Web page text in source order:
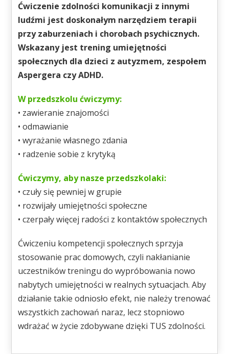
Ćwiczenie zdolności komunikacji z innymi
ludźmi jest doskonałym narzędziem terapii
przy zaburzeniach i chorobach psychicznych.
Wskazany jest trening umiejętności
społecznych dla dzieci z autyzmem, zespołem
Aspergera czy ADHD.
W przedszkolu ćwiczymy:
• zawieranie znajomości
• odmawianie
• wyrażanie własnego zdania
• radzenie sobie z krytyką
Ćwiczymy, aby nasze przedszkolaki:
• czuły się pewniej w grupie
• rozwijały umiejętności społeczne
• czerpały więcej radości z kontaktów społecznych
Ćwiczeniu kompetencji społecznych sprzyja
stosowanie prac domowych, czyli nakłanianie
uczestników treningu do wypróbowania nowo
nabytych umiejętności w realnych sytuacjach. Aby
działanie takie odniosło efekt, nie należy trenować
wszystkich zachowań naraz, lecz stopniowo
wdrażać w życie zdobywane dzięki TUS zdolności.